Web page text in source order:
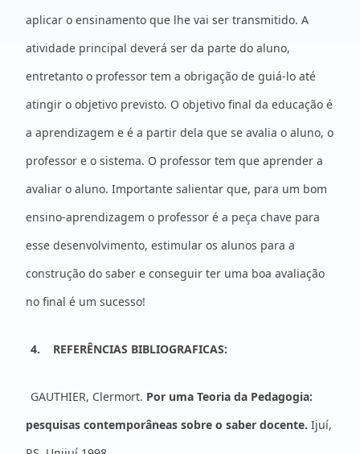
aplicar o ensinamento que lhe vai ser transmitido. A
atividade principal deverá ser da parte do aluno,
entretanto o professor tem a obrigação de guiá-lo até
atingir o objetivo previsto. O objetivo final da educação é
a aprendizagem e é a partir dela que se avalia o aluno, o
professor e o sistema. O professor tem que aprender a
avaliar o aluno. Importante salientar que, para um bom
ensino-aprendizagem o professor é a peça chave para
esse desenvolvimento, estimular os alunos para a
construção do saber e conseguir ter uma boa avaliação
no final é um sucesso!
4. REFERÊNCIAS BIBLIOGRAFICAS:
GAUTHIER, Clermort. Por uma Teoria da Pedagogia:
pesquisas contemporâneas sobre o saber docente. Ijuí,